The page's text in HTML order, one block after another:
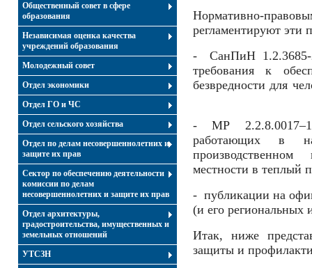
Общественный совет в сфере
образования
Независимая оценка качества
учреждений образования
Молодежный совет
Отдел экономики
Отдел ГО и ЧС
Отдел сельского хозяйства
Отдел по делам несовершеннолетних и
защите их прав
Сектор по обеспечению деятельности
комиссии по делам
несовершеннолетних и защите их прав
Отдел архитектуры,
градостроительства, имущественных и
земельных отношений
УТСЗН
Нормативно-
регламентируют
- СанПиН 1.2.3685-
требования к
безвредности для
- МР
работающих в
местности в теплый
- публикации на
(и его региональных
Итак, ниже
защиты и